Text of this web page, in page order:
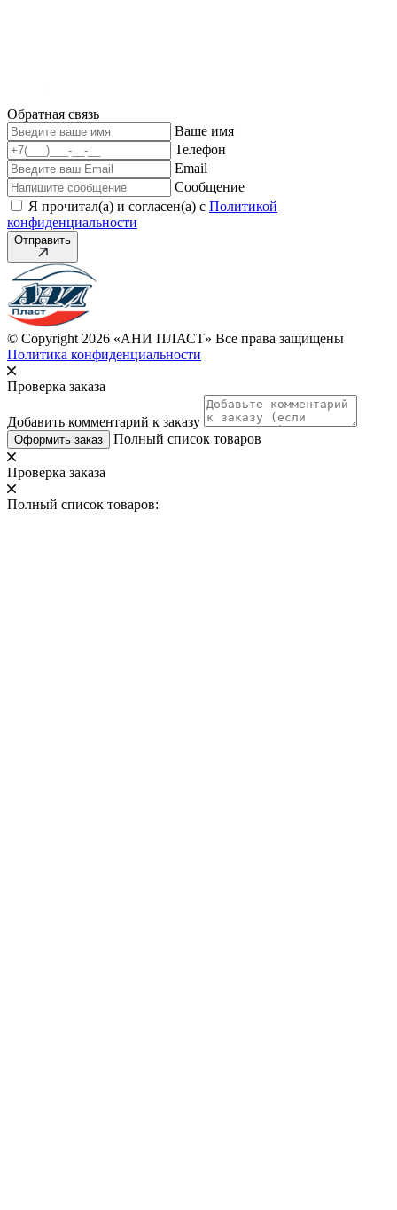
Обратная связь
Ваше имя
Телефон
Email
Сообщение
Я прочитал(а) и согласен(а) с Политикой
конфиденциальности
Отправить
© Copyright 2026 «АНИ ПЛАСТ» Все права защищены
Политика конфиденциальности
Проверка заказа
Добавить комментарий к заказу
Оформить заказ Полный список товаров
Проверка заказа
Полный список товаров: